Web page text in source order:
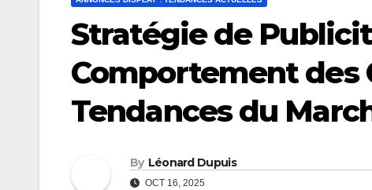
Stratégie de
Comportement des
Tendances du
By Léonard Dupuis
OCT 16, 2025